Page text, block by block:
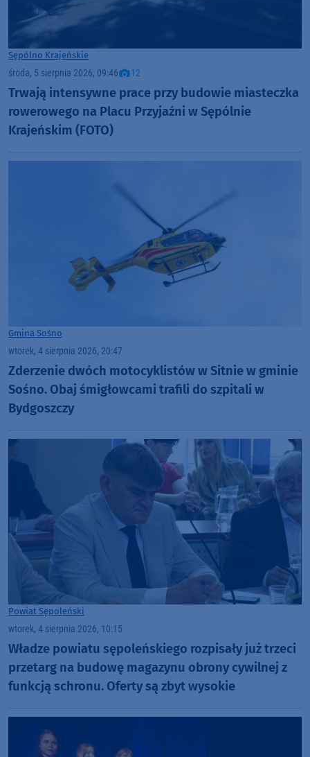
Sępólno Krajeńskie
środa, 5 sierpnia 2026, 09:46 12
Trwają intensywne prace przy budowie miasteczka
rowerowego na Placu Przyjaźni w Sępólnie
Krajeńskim (FOTO)
Gmina Sośno
wtorek, 4 sierpnia 2026, 20:47
Zderzenie dwóch motocyklistów w Sitnie w gminie
Sośno. Obaj śmigłowcami trafili do szpitali w
Bydgoszczy
Powiat Sępoleński
wtorek, 4 sierpnia 2026, 10:15
Władze powiatu sępoleńskiego rozpisały już trzeci
przetarg na budowę magazynu obrony cywilnej z
funkcją schronu. Oferty są zbyt wysokie